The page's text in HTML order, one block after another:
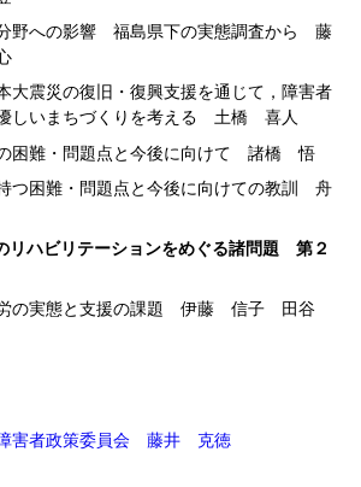
野への影響 福島県下の実態調査から 藤
大震災の復旧・復興支援を通じて，障害者
しいまちづくりを考える 土橋 喜人
困難・問題点と今後に向けて 諸橋 悟
つ困難・問題点と今後に向けての教訓 舟
リハビリテーションをめぐる諸問題 第２
労の実態と支援の課題 伊藤 信子 田谷
害者政策委員会 藤井 克徳